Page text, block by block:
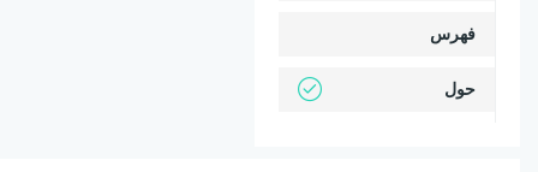
فهرس
حول